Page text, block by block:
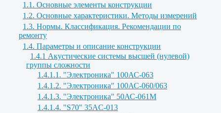
1.1. Основные элементы конструкции
1.2. Основные характеристики. Методы измерений
1.3. Нормы. Классификация. Рекомендации по
ремонту
1.4. Параметры и описание конструкции
1.4.1 Акустические системы высшей (нулевой)
группы сложности
1.4.1.1. "Электроника" 100АС-063
1.4.1.2. "Электроника" 100АС-060/063
1.4.1.3. "Электроника" 50АС-061М
1.4.1.4. "S70" 35AC-013